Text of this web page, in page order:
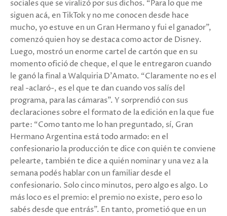
sociales que se viralizó por sus dichos. “Para lo que me
siguen acá, en TikTok y no me conocen desde hace
mucho, yo estuve en un Gran Hermano y fui el ganador”,
comenzó quien hoy se destaca como actor de Disney.
Luego, mostró un enorme cartel de cartón que en su
momento ofició de cheque, el que le entregaron cuando
le ganó la final a Walquiria D’Amato. “Claramente no es el
real -aclaró-, es el que te dan cuando vos salís del
programa, para las cámaras”. Y sorprendió con sus
declaraciones sobre el formato de la edición en la que fue
parte: “Como tanto me lo han preguntado, sí, Gran
Hermano Argentina está todo armado: en el
confesionario la producción te dice con quién te conviene
pelearte, también te dice a quién nominar y una vez a la
semana podés hablar con un familiar desde el
confesionario. Solo cinco minutos, pero algo es algo. Lo
más loco es el premio: el premio no existe, pero eso lo
sabés desde que entrás”. En tanto, prometió que en un